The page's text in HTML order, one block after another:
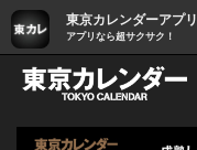
東京カレンダーアプリ
アプリなら超サクサク！